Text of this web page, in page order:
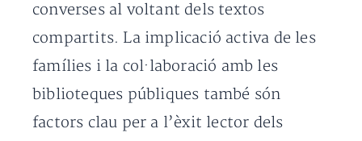
converses al voltant dels textos
compartits. La implicació activa de les
famílies i la col·laboració amb les
biblioteques públiques també són
factors clau per a l’èxit lector dels